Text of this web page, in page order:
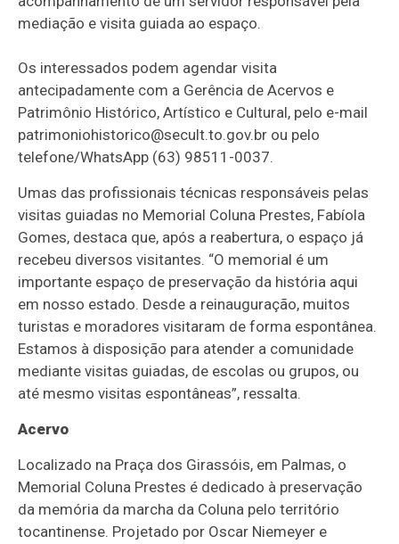
mediação e visita guiada ao espaço.
Os interessados podem agendar visita
antecipadamente com a Gerência de Acervos e
Patrimônio Histórico, Artístico e Cultural, pelo e-mail
patrimoniohistorico@secult.to.gov.br ou pelo
telefone/WhatsApp (63) 98511-0037.
Umas das profissionais técnicas responsáveis pelas
visitas guiadas no Memorial Coluna Prestes, Fabíola
Gomes, destaca que, após a reabertura, o espaço já
recebeu diversos visitantes. “O memorial é um
importante espaço de preservação da história aqui
em nosso estado. Desde a reinauguração, muitos
turistas e moradores visitaram de forma espontânea.
Estamos à disposição para atender a comunidade
mediante visitas guiadas, de escolas ou grupos, ou
até mesmo visitas espontâneas”, ressalta.
Acervo
Localizado na Praça dos Girassóis, em Palmas, o
Memorial Coluna Prestes é dedicado à preservação
da memória da marcha da Coluna pelo território
tocantinense. Projetado por Oscar Niemeyer e